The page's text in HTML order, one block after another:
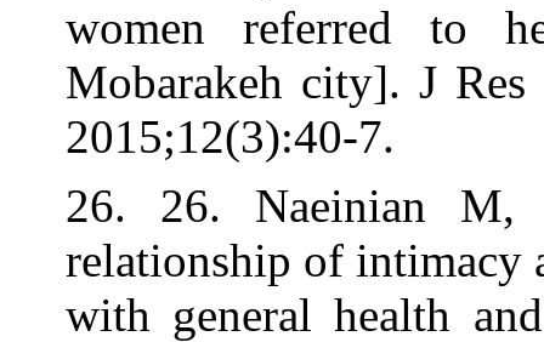
women
Mobarakeh
2015;12(3):40-
26. 26.
relationship of
with general